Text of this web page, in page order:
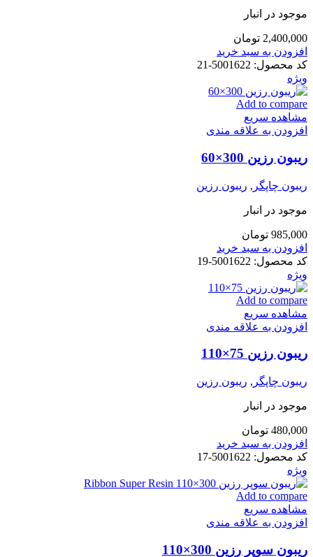
موجود در انبار
2,400,000 تومان
افزودن به سبد خرید
کد محصول: 5001622-21
ویژه
Add to compare
مشاهده سریع
افزودن به علاقه مندی
ریبون رزین 300×60
ریبون چاپگر , ریبون رزین
موجود در انبار
985,000 تومان
افزودن به سبد خرید
کد محصول: 5001622-19
ویژه
Add to compare
مشاهده سریع
افزودن به علاقه مندی
ریبون رزین 75×110
ریبون چاپگر , ریبون رزین
موجود در انبار
480,000 تومان
افزودن به سبد خرید
کد محصول: 5001622-17
ویژه
Add to compare
مشاهده سریع
افزودن به علاقه مندی
ریبون سوپر رزین 300×110